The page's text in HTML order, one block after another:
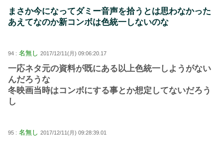
まさか今になってダミー音声を拾うとは思わなかった
あえてなのか新コンボは色統一しないのな
94 : 名無し 2017/12/11(月) 09:06:20.17
一応ネタ元の資料が既にある以上色統一しようがない
んだろうな
冬映画当時はコンボにする事とか想定してないだろう
し
95 : 名無し 2017/12/11(月) 09:28:39.01